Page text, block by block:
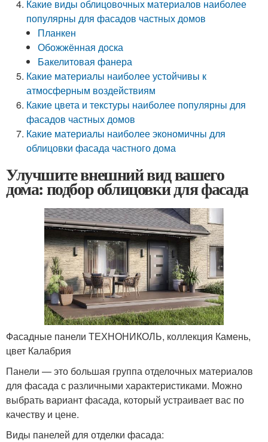
Какие виды облицовочных материалов наиболее
популярны для фасадов частных домов
Планкен
Обожжённая доска
Бакелитовая фанера
Какие материалы наиболее устойчивы к
атмосферным воздействиям
Какие цвета и текстуры наиболее популярны для
фасадов частных домов
Какие материалы наиболее экономичны для
облицовки фасада частного дома
Улучшите внешний вид вашего
дома: подбор облицовки для фасада
Фасадные панели ТЕХНОНИКОЛЬ, коллекция Камень,
цвет Калабрия
Панели — это большая группа отделочных материалов
для фасада с различными характеристиками. Можно
выбрать вариант фасада, который устраивает вас по
качеству и цене.
Виды панелей для отделки фасада: